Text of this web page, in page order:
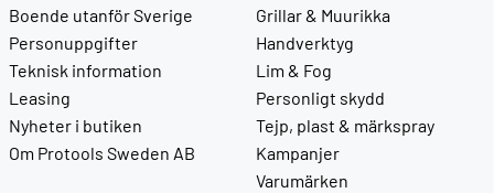
Boende utanför Sverige
Personuppgifter
Teknisk information
Leasing
Nyheter i butiken
Om Protools Sweden AB
Grillar & Muurikka
Handverktyg
Lim & Fog
Personligt skydd
Tejp, plast & märkspray
Kampanjer
Varumärken